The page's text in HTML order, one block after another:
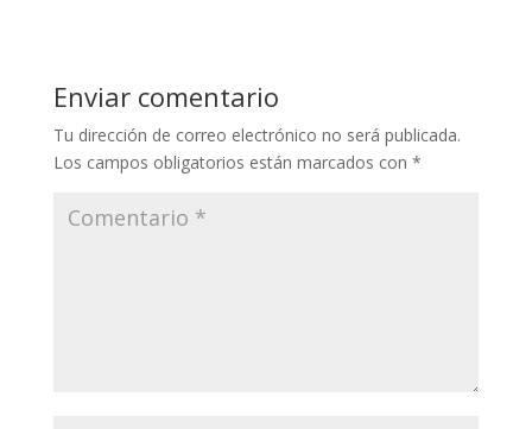
Enviar comentario
Tu dirección de correo electrónico no será publicada.
Los campos obligatorios están marcados con *